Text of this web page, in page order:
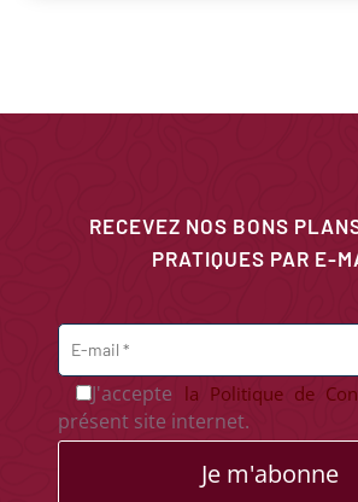
RECEVEZ NOS BONS
PRATIQUES PAR E-
J'accepte la Politique de
présent site internet.
Je m'abonne